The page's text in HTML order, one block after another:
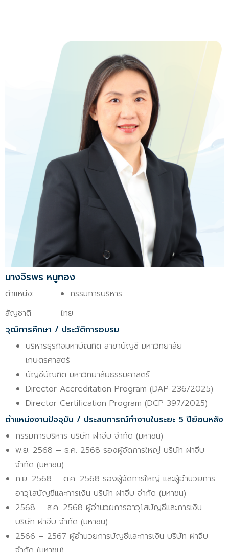
นางจิรพร หนูทอง
ตำแหน่ง:
กรรมการบริหาร
สัญชาติ:
ไทย
วุฒิการศึกษา / ประวัติการอบรม
บริหารธุรกิจมหาบัณทิต สาขาบัญชี มหาวิทยาลัย
เกษตรศาสตร์
บัญชีบัณฑิต มหาวิทยาลัยธรรมศาสตร์
Director Accreditation Program (DAP 236/2025)
Director Certification Program (DCP 397/2025)
ตำแหน่งงานปัจจุบัน / ประสบการณ์ทำงานในระยะ 5 ปีย้อนหลัง
กรรมการบริหาร บริษัท ฝาจีบ จำกัด (มหาชน)
พ.ย. 2568 – ธ.ค. 2568 รองผู้จัดการใหญ่ บริษัท ฝาจีบ
จำกัด (มหาชน)
ก.ย. 2568 – ต.ค. 2568 รองผู้จัดการใหญ่ และผู้อำนวยการ
อาวุโสบัญชีและการเงิน บริษัท ฝาจีบ จำกัด (มหาชน)
2568 – ส.ค. 2568 ผู้อำนวยการอาวุโสบัญชีและการเงิน
บริษัท ฝาจีบ จำกัด (มหาชน)
2566 – 2567 ผู้อำนวยการบัญชีและการเงิน บริษัท ฝาจีบ